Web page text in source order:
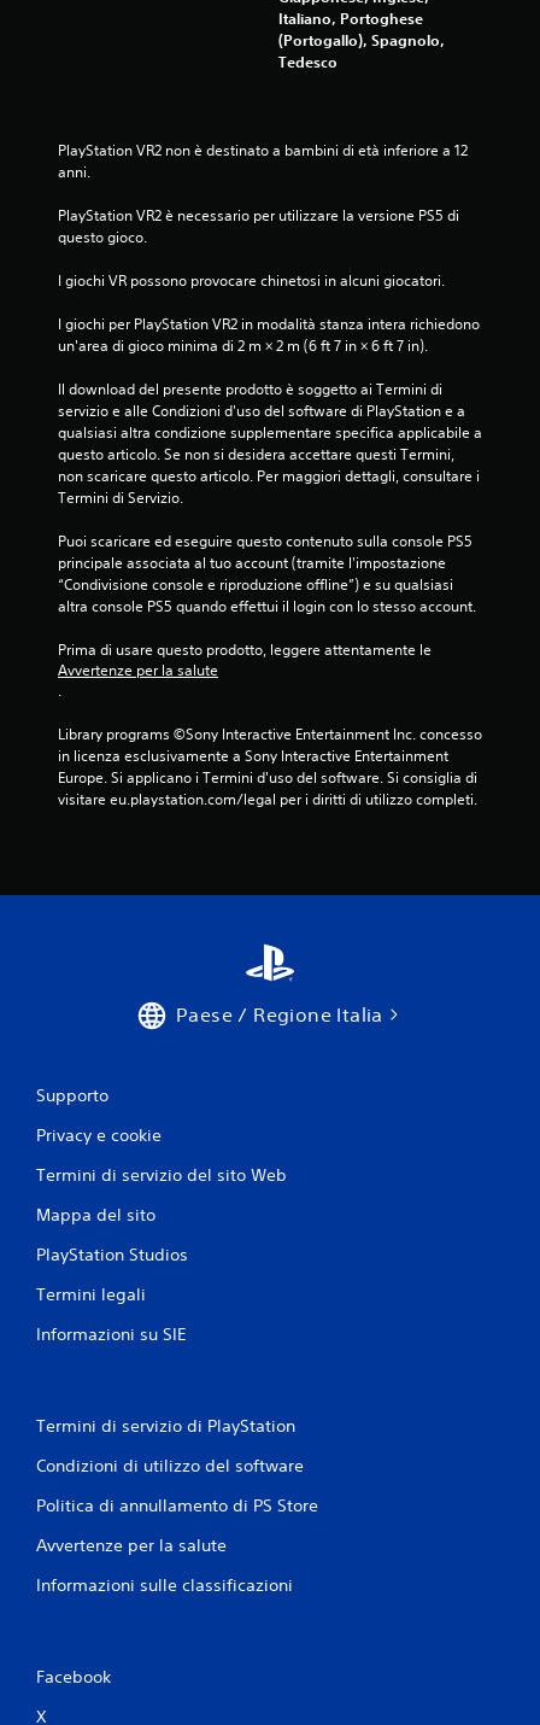
Italiano, Portoghese
(Portogallo), Spagnolo,
Tedesco
PlayStation VR2 non è destinato a bambini di età inferiore a 12
anni.
PlayStation VR2 è necessario per utilizzare la versione PS5 di
questo gioco.
I giochi VR possono provocare chinetosi in alcuni giocatori.
I giochi per PlayStation VR2 in modalità stanza intera richiedono
un'area di gioco minima di 2 m × 2 m (6 ft 7 in × 6 ft 7 in).
Il download del presente prodotto è soggetto ai Termini di
servizio e alle Condizioni d'uso del software di PlayStation e a
qualsiasi altra condizione supplementare specifica applicabile a
questo articolo. Se non si desidera accettare questi Termini,
non scaricare questo articolo. Per maggiori dettagli, consultare i
Termini di Servizio.
Puoi scaricare ed eseguire questo contenuto sulla console PS5
principale associata al tuo account (tramite l'impostazione
“Condivisione console e riproduzione offline”) e su qualsiasi
altra console PS5 quando effettui il login con lo stesso account.
Prima di usare questo prodotto, leggere attentamente le
Avvertenze per la salute
.
Library programs ©Sony Interactive Entertainment Inc. concesso
in licenza esclusivamente a Sony Interactive Entertainment
Europe. Si applicano i Termini d'uso del software. Si consiglia di
visitare eu.playstation.com/legal per i diritti di utilizzo completi.
Paese / Regione Italia
Supporto
Privacy e cookie
Termini di servizio del sito Web
Mappa del sito
PlayStation Studios
Termini legali
Informazioni su SIE
Termini di servizio di PlayStation
Condizioni di utilizzo del software
Politica di annullamento di PS Store
Avvertenze per la salute
Informazioni sulle classificazioni
Facebook
X